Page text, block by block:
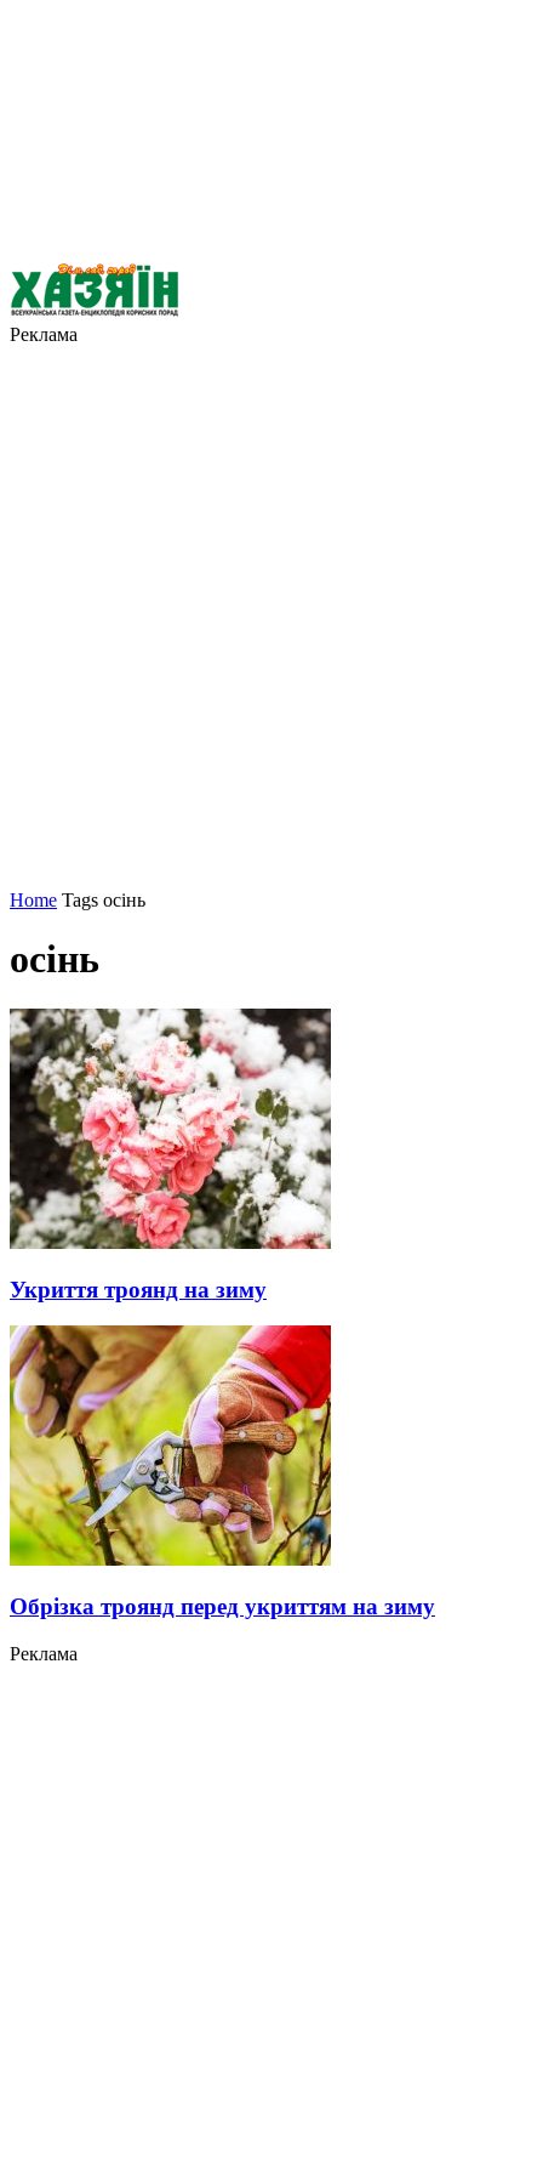
Реклама
Home Tags осінь
осінь
Укриття троянд на зиму
Обрізка троянд перед укриттям на зиму
Реклама